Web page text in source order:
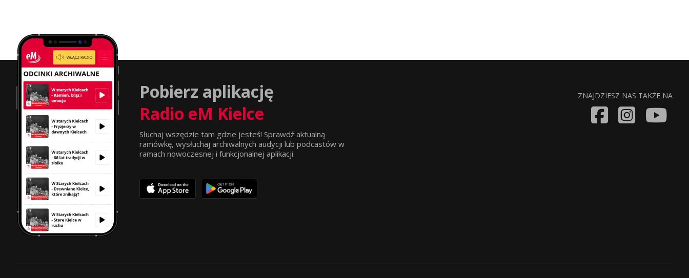
Pobierz aplikację
Radio eM Kielce
Słuchaj wszędzie tam gdzie jesteś! Sprawdź aktualną
ramówkę, wysłuchaj archiwalnych audycji lub podcastów w
ramach nowoczesnej i funkcjonalnej aplikacji.
ZNAJDZIESZ NAS TAKŻE NA